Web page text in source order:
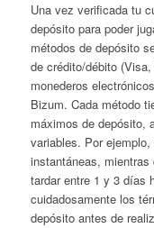
Una vez verificada tu
depósito para poder
métodos de depósito
de crédito/débito
monederos
Bizum. Cada método
máximos de depósito,
variables. Por
instantáneas,
tardar entre 1 y 3 días
cuidadosamente los
depósito antes de